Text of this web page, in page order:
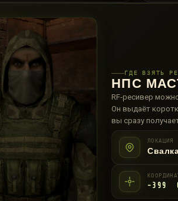
ГДЕ ВЗЯТЬ
НПС
RF-ресивер
Он выдаёт
вы сразу
ЛОКАЦИЯ
-399